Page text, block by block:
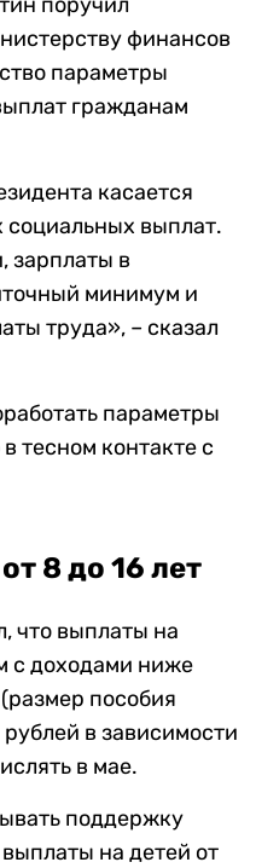
финансов
параметры
гражданам
касается
социальных выплат.
зарплаты в
минимум и
труда», – сказал
параметры
тесном контакте с
8 до 16 лет
что выплаты на
с доходами ниже
пособия
в зависимости
в мае.
поддержку
на детей от